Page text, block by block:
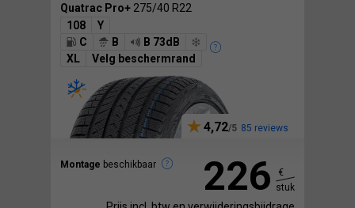
Quatrac Pro+ 275/40 R22
108
Y
C
B
B 73dB
XL
Velg beschermrand
4,72 85 reviews
Montage beschikbaar 226
€
stuk